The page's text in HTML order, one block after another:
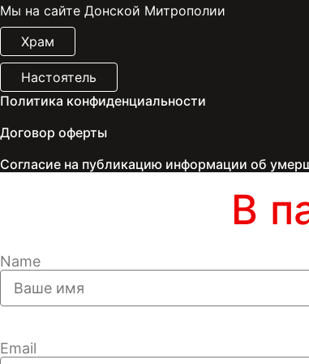
Мы на сайте Донской Митрополии
Храм
Настоятель
Политика конфиденциальности
Договор оферты
Согласие на публикацию информации об
В
Name
Email